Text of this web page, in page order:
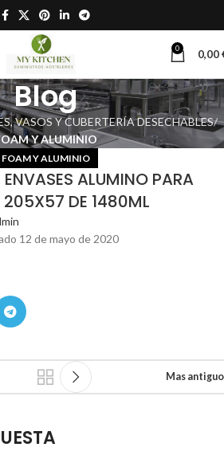
0 0,00
Blog
VASOS Y CUBERTERÍA DESECHABLES
Y ALUMINIO
FOAM Y ALUMINIO
ALUMINO PARA
205X57 DE 1480ML
12 de mayo de 2020
Mas antiguo